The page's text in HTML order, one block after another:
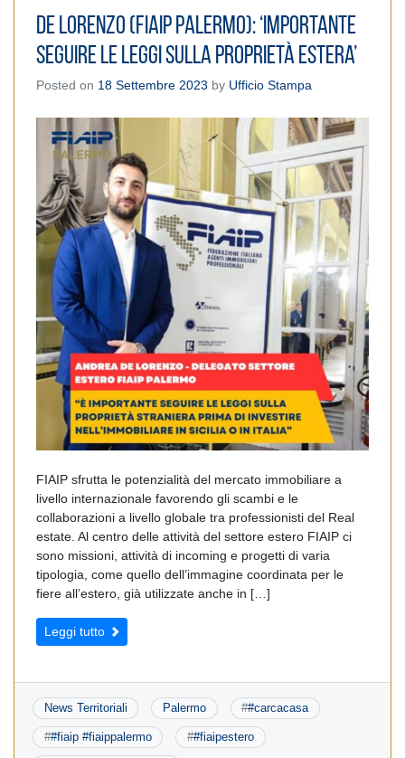
De Lorenzo (Fiaip Palermo): ‘Importante
seguire le leggi sulla proprietà estera’
Posted on 18 Settembre 2023 by Ufficio Stampa
FIAIP sfrutta le potenzialità del mercato immobiliare a
livello internazionale favorendo gli scambi e le
collaborazioni a livello globale tra professionisti del Real
estate. Al centro delle attività del settore estero FIAIP ci
sono missioni, attività di incoming e progetti di varia
tipologia, come quello dell’immagine coordinata per le
fiere all’estero, già utilizzate anche in […]
Leggi tutto
News Territoriali Palermo ##carcacasa
##fiaip #fiaippalermo ##fiaipestero